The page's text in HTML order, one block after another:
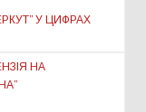
У ЦИФРАХ
НА